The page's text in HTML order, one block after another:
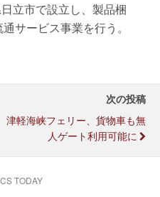
立市で設立し、製品梱
サービス事業を行う。
次の投稿
津軽海峡フェリー、貨物車も無
人ゲート利用可能に
TODAY